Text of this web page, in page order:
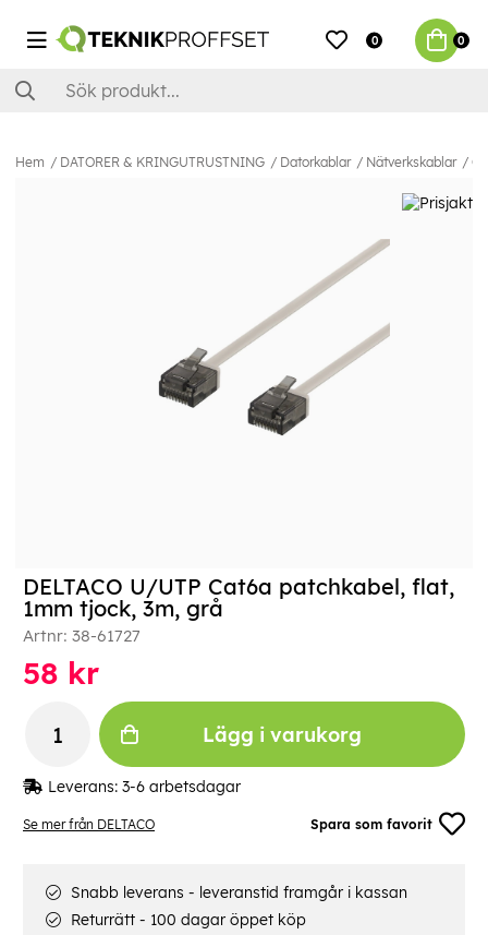
0 0
Hem DATORER & KRINGUTRUSTNING Datorkablar Nätverkskablar
Se mer från DELTACO Spara som favorit
DELTACO U/UTP Cat6a patchkabel, flat,
1mm tjock, 3m, grå
Artnr: 38-61727
58 kr
Lägg i varukorg
Leverans: 3-6 arbetsdagar
Snabb leverans - leveranstid framgår i kassan
Returrätt - 100 dagar öppet köp